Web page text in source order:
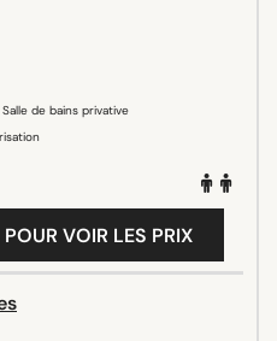
Salle de bains privative
VOIR LES PRIX